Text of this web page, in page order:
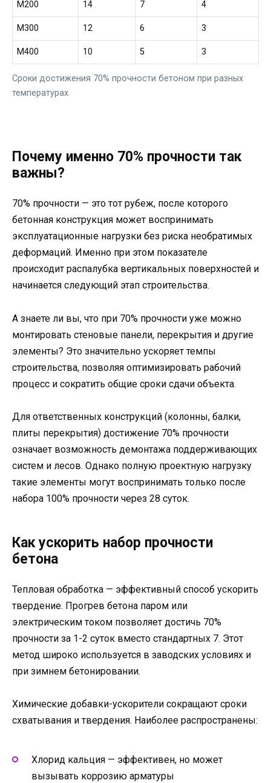
Сроки достижения 70% прочности бетоном при разных
температурах
М200 14 7 4
М300 12 6 3
М400 10 5 3
Почему именно 70% прочности так
важны?
70% прочности — это тот рубеж, после которого
бетонная конструкция может воспринимать
эксплуатационные нагрузки без риска необратимых
деформаций. Именно при этом показателе
происходит распалубка вертикальных поверхностей и
начинается следующий этап строительства.
А знаете ли вы, что при 70% прочности уже можно
монтировать стеновые панели, перекрытия и другие
элементы? Это значительно ускоряет темпы
строительства, позволяя оптимизировать рабочий
процесс и сократить общие сроки сдачи объекта.
Для ответственных конструкций (колонны, балки,
плиты перекрытия) достижение 70% прочности
означает возможность демонтажа поддерживающих
систем и лесов. Однако полную проектную нагрузку
такие элементы могут воспринимать только после
набора 100% прочности через 28 суток.
Как ускорить набор прочности
бетона
Тепловая обработка — эффективный способ ускорить
твердение. Прогрев бетона паром или
электрическим током позволяет достичь 70%
прочности за 1-2 суток вместо стандартных 7. Этот
метод широко используется в заводских условиях и
при зимнем бетонировании.
Химические добавки-ускорители сокращают сроки
схватывания и твердения. Наиболее распространены:
Хлорид кальция — эффективен, но может
вызывать коррозию арматуры